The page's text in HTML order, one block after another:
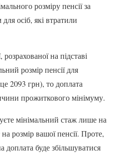
розміру пенсії за
осіб, які втратили
на підставі
розмір пенсії для
2093 грн), то доплата
прожиткового мінімуму.
мінімальний стаж лише на
розмір вашої пенсії. Проте,
доплата буде збільшуватися